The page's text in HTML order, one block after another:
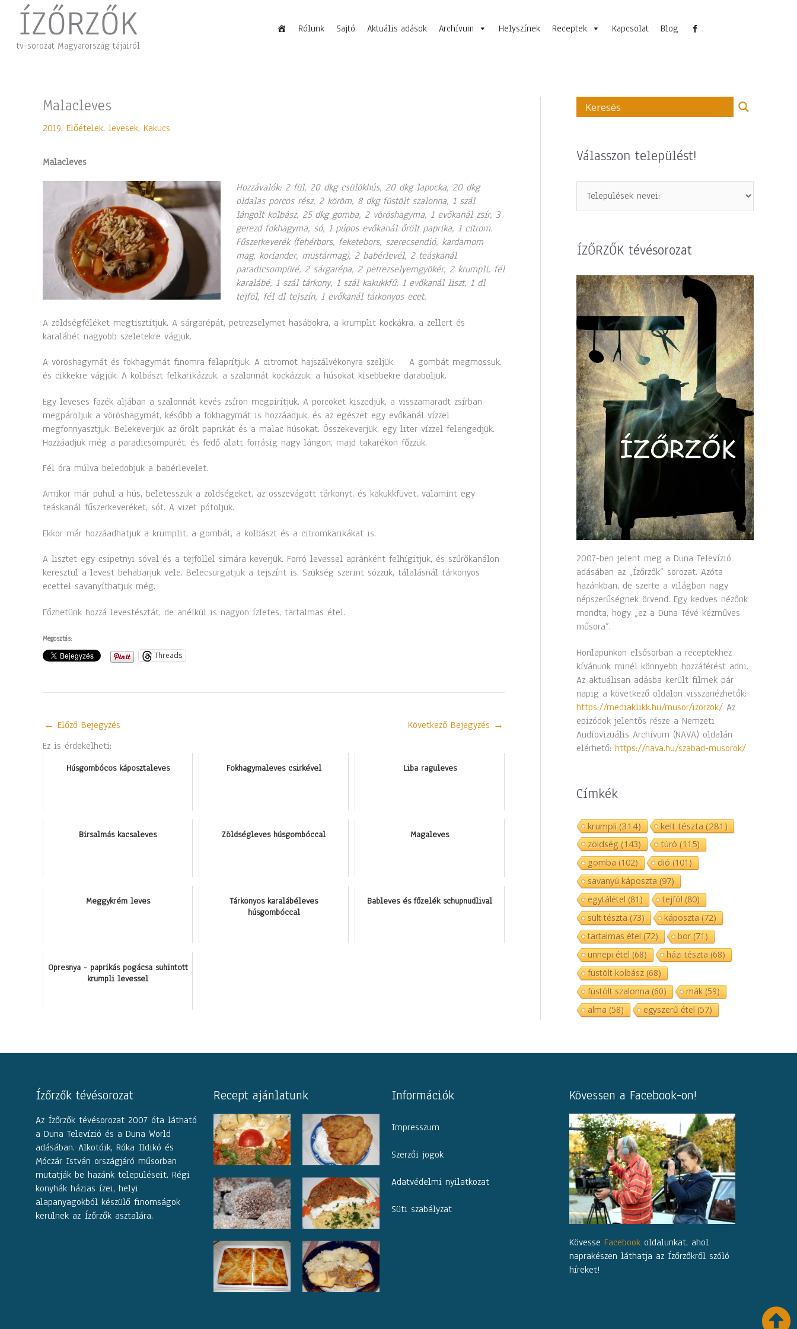
contentÍZŐRZŐK
tv-sorozat Magyarország tájairól
Rólunk Sajtó Aktuális adások Archívum Helyszínek Receptek Kapcsolat Blog
Malacleves
2019, Előételek, levesek, Kakucs
Malacleves
Hozzávalók: 2 fül, 20 dkg csülökhús, 20 dkg lapocka, 20 dkg
oldalas porcos rész, 2 köröm, 8 dkg füstölt szalonna, 1 szál
lángolt kolbász, 25 dkg gomba, 2 vöröshagyma, 1 evőkanál zsír, 3
gerezd fokhagyma, só, 1 púpos evőkanál őrölt paprika, 1 citrom.
Fűszerkeverék (fehérbors, feketebors, szerecsendió, kardamom
mag, koriander, mustármag), 2 babérlevél, 2 teáskanál
paradicsompüré, 2 sárgarépa, 2 petrezselyemgyökér, 2 krumpli, fél
karalábé, 1 szál tárkony, 1 szál kakukkfű, 1 evőkanál liszt, 1 dl
tejföl, fél dl tejszín, 1 evőkanál tárkonyos ecet.
A zöldségféléket megtisztítjuk. A sárgarépát, petrezselymet hasábokra, a krumplit kockákra, a zellert és
karalábét nagyobb szeletekre vágjuk.
A vöröshagymát és fokhagymát finomra felaprítjuk. A citromot hajszálvékonyra szeljük. A gombát megmossuk,
és cikkekre vágjuk. A kolbászt felkarikázzuk, a szalonnát kockázzuk, a húsokat kisebbekre daraboljuk.
Egy leveses fazék aljában a szalonnát kevés zsíron megpirítjuk. A pörcöket kiszedjük, a visszamaradt zsírban
megpároljuk a vöröshagymát, később a fokhagymát is hozzáadjuk, és az egészet egy evőkanál vízzel
megfonnyasztjuk. Belekeverjük az őrölt paprikát és a malac húsokat. Összekeverjük, egy liter vízzel felengedjük.
Hozzáadjuk még a paradicsompürét, és fedő alatt forrásig nagy lángon, majd takarékon főzzük.
Fél óra múlva beledobjuk a babérlevelet.
Amikor már puhul a hús, beletesszük a zöldségeket, az összevágott tárkonyt, és kakukkfüvet, valamint egy
teáskanál fűszerkeveréket, sót. A vizet pótoljuk.
Ekkor már hozzáadhatjuk a krumplit, a gombát, a kolbászt és a citromkarikákat is.
A lisztet egy csipetnyi sóval és a tejföllel simára keverjük. Forró levessel apránként felhígítjuk, és szűrőkanálon
keresztül a levest behabarjuk vele. Belecsurgatjuk a tejszínt is. Szükség szerint sózzuk, tálalásnál tárkonyos
ecettel savanyíthatjuk még.
Főzhetünk hozzá levestésztát, de anélkül is nagyon ízletes, tartalmas étel.
Megosztás:
Threads
← Előző Bejegyzés Következő Bejegyzés →
Ez is érdekelheti:
Húsgombócos káposztaleves Fokhagymaleves csirkével Liba raguleves
Birsalmás kacsaleves Zöldségleves húsgombóccal Magaleves
Meggykrém leves
Tárkonyos karalábéleves
húsgombóccal
Bableves és főzelék schupnudlival
Opresnya - paprikás pogácsa suhintott
krumpli levessel
Válasszon települést!
ÍZŐRZŐK tévésorozat
2007-ben jelent meg a Duna Televízió
adásában az „Ízőrzők” sorozat. Azóta
hazánkban, de szerte a világban nagy
népszerűségnek örvend. Egy kedves nézőnk
mondta, hogy „ez a Duna Tévé kézműves
műsora”.
Honlapunkon elsősorban a receptekhez
kívánunk minél könnyebb hozzáférést adni.
Az aktuálisan adásba került filmek pár
napig a következő oldalon visszanézhetők:
https://mediaklikk.hu/musor/izorzok/ Az
epizódok jelentős része a Nemzeti
Audiovizuális Archívum (NAVA) oldalán
elérhető: https://nava.hu/szabad-musorok/
Címkék
krumpli(314) kelt tészta(281)
zöldség(143) túró (115)
gomba (102) dió (101)
savanyú káposzta (97)
egytálétel (81) tejföl (80)
sült tészta (73) káposzta (72)
tartalmas étel (72) bor(71)
ünnepi étel (68) házi tészta (68)
füstölt kolbász(68)
füstölt szalonna (60) mák(59)
alma (58) egyszerű étel (57)
Ízőrzők tévésorozat
Az Ízőrzők tévésorozat 2007 óta látható
a Duna Televízió és a Duna World
adásában. Alkotóik, Róka Ildikó és
Móczár István országjáró műsorban
mutatják be hazánk településeit. Régi
konyhák házias ízei, helyi
alapanyagokból készülő finomságok
kerülnek az Ízőrzők asztalára.
Recept ajánlatunk Információk
Impresszum
Szerzői jogok
Adatvédelmi nyilatkozat
Süti szabályzat
Kövessen a Facebook-on!
Kövesse Facebook oldalunkat, ahol
naprakészen láthatja az Ízőrzőkről szóló
híreket!